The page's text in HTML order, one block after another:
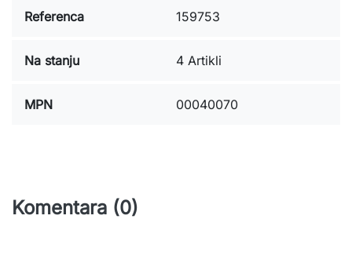
Referenca 159753
Na stanju 4 Artikli
MPN 00040070
Komentara (0)